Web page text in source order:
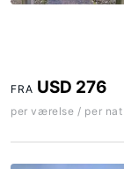
FRA USD 276
per værelse / per nat